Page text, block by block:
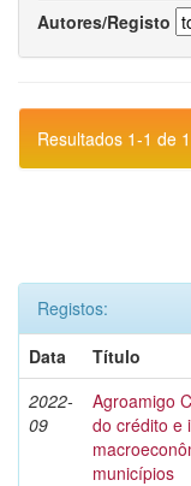
Autores/Registo
Resultados 1-1 de
Registos:
Data
Título
2022-
09
Agroamigo
do crédito e
municípios